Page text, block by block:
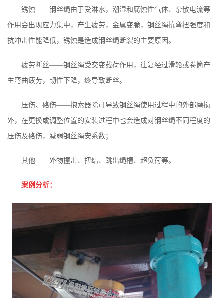
锈蚀——钢丝绳由于受淋水，潮湿和腐蚀性气体、杂散电流等
作用会出现应力集中，产生疲劳，金属变脆，钢丝绳抗弯扭强度和
抗冲击性能降低，锈蚀是造成钢丝绳断裂的主要原因。
疲劳断丝——钢丝绳受交变载荷作用，往复经过滑轮或卷筒产
生弯曲疲劳，韧性下降，终导致断丝。
压伤、硌伤——抱索器除可导致钢丝绳使用过程中的外部磨损
外，在更换或调整位置的安装过程中也会造成对钢丝绳不同程度的
压伤及硌伤，减弱钢丝绳安系数；
其他——外物撞击、扭结、跳出绳槽、超负荷等。
案例分析：